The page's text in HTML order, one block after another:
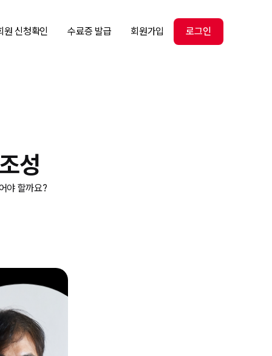
원 신청확인 수료증 발급 회원가입 로그인
성
야 할까요?